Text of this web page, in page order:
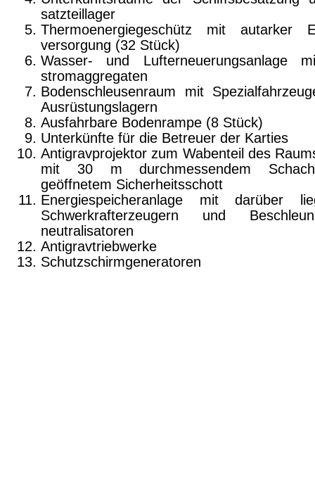
satzteillager
Thermoenergiegeschütz mit autarker
versorgung (32 Stück)
Wasser- und Lufterneuerungsanlage
stromaggregaten
Bodenschleusenraum mit
Ausrüstungslagern
Ausfahrbare Bodenrampe (8 Stück)
Unterkünfte für die Betreuer der Karties
Antigravprojektor zum Wabenteil des
mit 30 m durchmessendem
geöffnetem Sicherheitsschott
Energiespeicheranlage mit darüber
Schwerkrafterzeugern und
neutralisatoren
Antigravtriebwerke
Schutzschirmgeneratoren